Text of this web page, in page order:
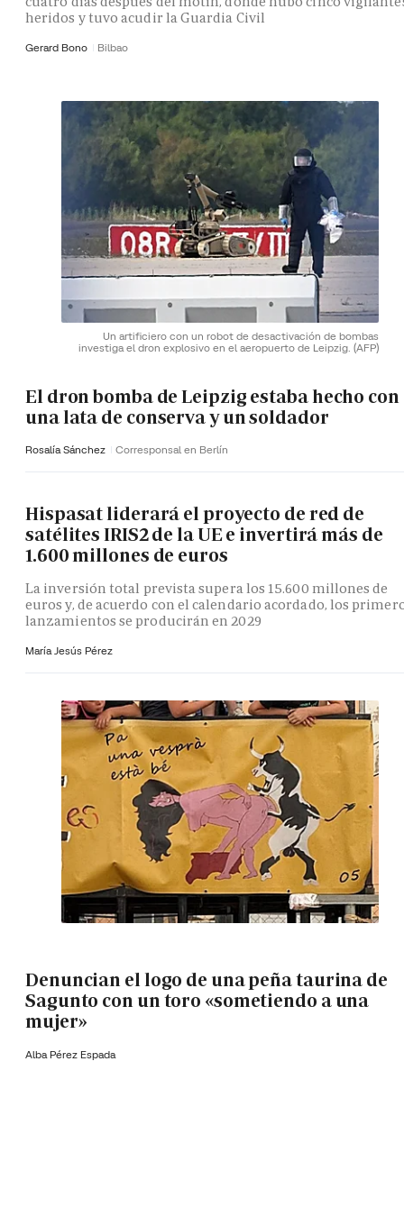
heridos y tuvo acudir la Guardia Civil
Gerard Bono Bilbao
Un artificiero con un robot de desactivación de bombas
investiga el dron explosivo en el aeropuerto de Leipzig. (AFP)
El dron bomba de Leipzig estaba hecho con
una lata de conserva y un soldador
Rosalía Sánchez Corresponsal en Berlín
Hispasat liderará el proyecto de red de
satélites IRIS2 de la UE e invertirá más de
1.600 millones de euros
La inversión total prevista supera los 15.600 millones de
euros y, de acuerdo con el calendario acordado, los
lanzamientos se producirán en 2029
María Jesús Pérez
Denuncian el logo de una peña taurina de
Sagunto con un toro «sometiendo a una
mujer»
Alba Pérez Espada